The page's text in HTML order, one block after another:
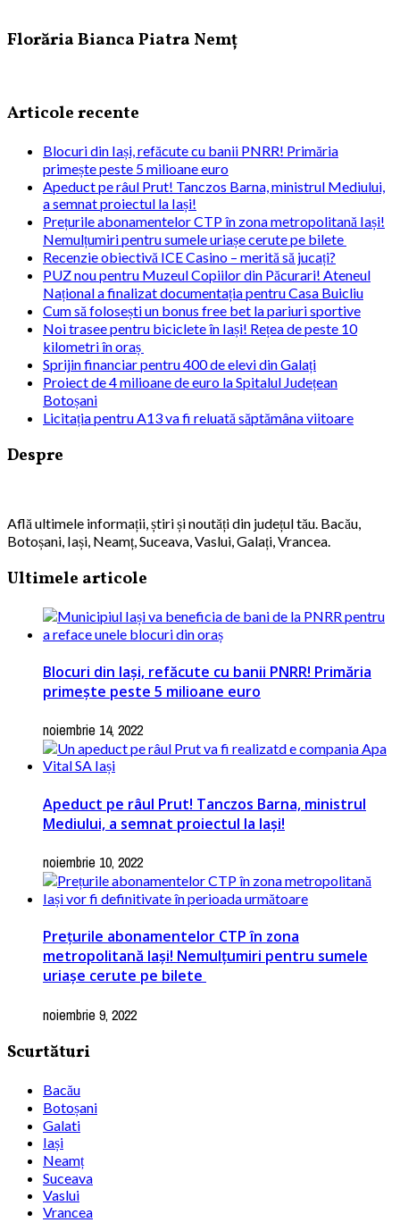
Florăria Bianca Piatra Nemț
Articole recente
Blocuri din Iași, refăcute cu banii PNRR! Primăria
primește peste 5 milioane euro
Apeduct pe râul Prut! Tanczos Barna, ministrul Mediului,
a semnat proiectul la Iași!
Prețurile abonamentelor CTP în zona metropolitană Iași!
Nemulțumiri pentru sumele uriașe cerute pe bilete
Recenzie obiectivă ICE Casino – merită să jucați?
PUZ nou pentru Muzeul Copiilor din Păcurari! Ateneul
Național a finalizat documentația pentru Casa Buicliu
Cum să folosești un bonus free bet la pariuri sportive
Noi trasee pentru biciclete în Iași! Rețea de peste 10
kilometri în oraș
Sprijin financiar pentru 400 de elevi din Galați
Proiect de 4 milioane de euro la Spitalul Județean
Botoșani
Licitația pentru A13 va fi reluată săptămâna viitoare
Despre
Află ultimele informații, știri și noutăți din județul tău. Bacău,
Botoșani, Iași, Neamț, Suceava, Vaslui, Galați, Vrancea.
Ultimele articole
Blocuri din Iași, refăcute cu banii PNRR! Primăria
primește peste 5 milioane euro
noiembrie 14, 2022
Apeduct pe râul Prut! Tanczos Barna, ministrul
Mediului, a semnat proiectul la Iași!
noiembrie 10, 2022
Prețurile abonamentelor CTP în zona
metropolitană Iași! Nemulțumiri pentru sumele
uriașe cerute pe bilete
noiembrie 9, 2022
Scurtături
Bacău
Botoșani
Galati
Iași
Neamț
Suceava
Vaslui
Vrancea